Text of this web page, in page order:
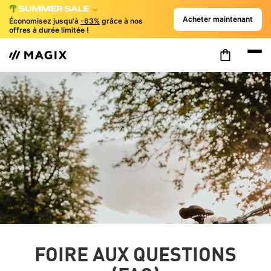
Économisez jusqu'à -63% grâce à nos
offres à durée limitée !
Acheter maintenant
FOIRE AUX QUESTIONS